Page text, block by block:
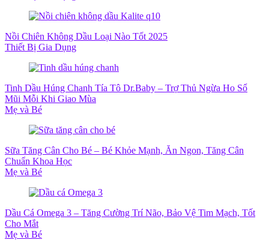
Nồi Chiên Không Dầu Loại Nào Tốt 2025
Thiết Bị Gia Dụng
Tinh Dầu Húng Chanh Tía Tô Dr.Baby – Trợ Thủ Ngừa Ho Sổ
Mũi Mỗi Khi Giao Mùa
Mẹ và Bé
Sữa Tăng Cân Cho Bé – Bé Khỏe Mạnh, Ăn Ngon, Tăng Cân
Chuẩn Khoa Học
Mẹ và Bé
Dầu Cá Omega 3 – Tăng Cường Trí Não, Bảo Vệ Tim Mạch, Tốt
Cho Mắt
Mẹ và Bé